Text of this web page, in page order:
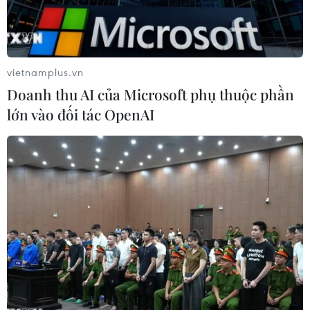
ByteDance của Trung Quốc thoái vốn khỏi TikTok.
Biểu tượng TikTok tại văn phòng ở Culver City, California, Mỹ.
(Ảnh: AFP/TTXVN)
Trung Quốc ngày 24/4 từ chối trả lời các câu hỏi
về đạo luật vừa được Thượng viện Mỹ thông
vietnamplus.vn
Doanh thu AI của Microsoft phụ thuộc phần
lớn vào đối tác OpenAI